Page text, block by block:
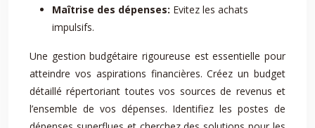
Maîtrise des dépenses: Evitez les achats
impulsifs.
Une gestion budgétaire rigoureuse est essentielle pour
atteindre vos aspirations financières. Créez un budget
détaillé répertoriant toutes vos sources de revenus et
l’ensemble de vos dépenses. Identifiez les postes de